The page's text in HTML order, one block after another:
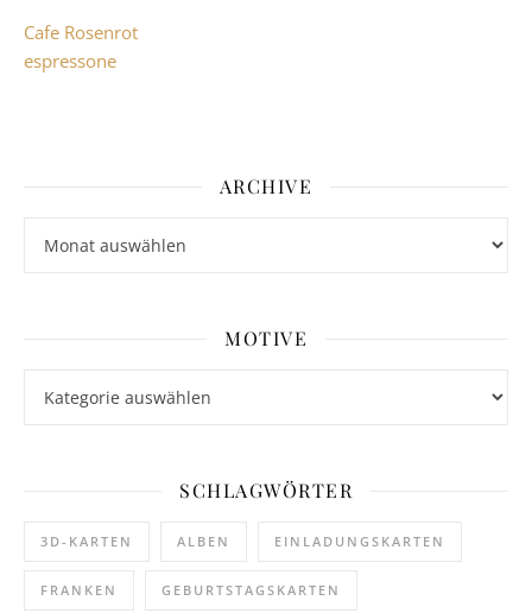
Cafe Rosenrot
espressone
ARCHIVE
MOTIVE
SCHLAGWÖRTER
3D-KARTEN ALBEN EINLADUNGSKARTEN
FRANKEN GEBURTSTAGSKARTEN